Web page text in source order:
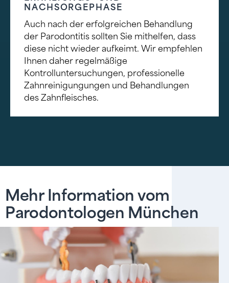
NACHSORGEPHASE
Auch nach der erfolgreichen Behandlung
der Parodontitis sollten Sie mithelfen, dass
diese nicht wieder aufkeimt. Wir empfehlen
Ihnen daher regelmäßige
Kontrolluntersuchungen, professionelle
Zahnreinigungungen und Behandlungen
des Zahnfleisches.
Mehr Information vom
Parodontologen München